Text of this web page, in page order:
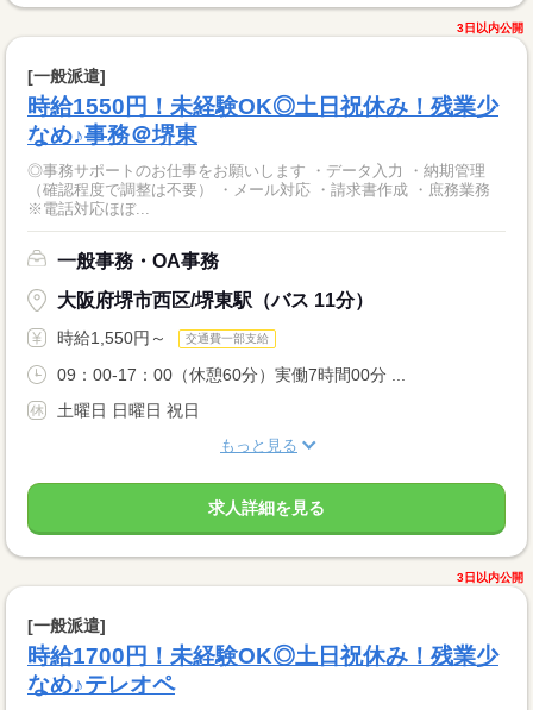
3日以内公開
[一般派遣]
時給1550円！未経験OK◎土日祝休み！残業少
なめ♪事務＠堺東
◎事務サポートのお仕事をお願いします ・データ入力 ・納期管理
（確認程度で調整は不要） ・メール対応 ・請求書作成 ・庶務業務
※電話対応ほぼ...
一般事務・OA事務
大阪府堺市西区/堺東駅（バス 11分）
時給1,550円～ 交通費一部支給
09：00-17：00（休憩60分）実働7時間00分 ...
土曜日 日曜日 祝日
もっと見る
求人詳細を見る
3日以内公開
[一般派遣]
時給1700円！未経験OK◎土日祝休み！残業少
なめ♪テレオペ